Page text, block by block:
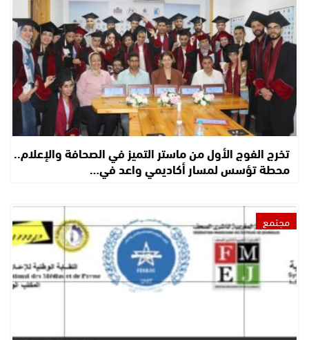
تخرج الفوج الأول من ماستر التميز في الصحافة والإعلام..
محطة تؤسس لمسار أكاديمي واعد في…
مجتمع